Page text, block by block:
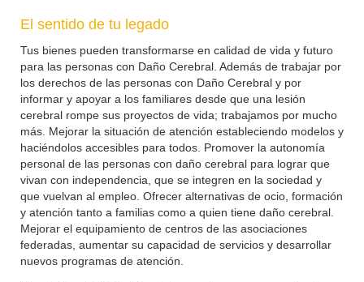
El sentido de tu legado
Tus bienes pueden transformarse en calidad de vida y futuro
para las personas con Daño Cerebral. Además de trabajar por
los derechos de las personas con Daño Cerebral y por
informar y apoyar a los familiares desde que una lesión
cerebral rompe sus proyectos de vida; trabajamos por mucho
más. Mejorar la situación de atención estableciendo modelos y
haciéndolos accesibles para todos. Promover la autonomía
personal de las personas con daño cerebral para lograr que
vivan con independencia, que se integren en la sociedad y
que vuelvan al empleo. Ofrecer alternativas de ocio, formación
y atención tanto a familias como a quien tiene daño cerebral.
Mejorar el equipamiento de centros de las asociaciones
federadas, aumentar su capacidad de servicios y desarrollar
nuevos programas de atención.